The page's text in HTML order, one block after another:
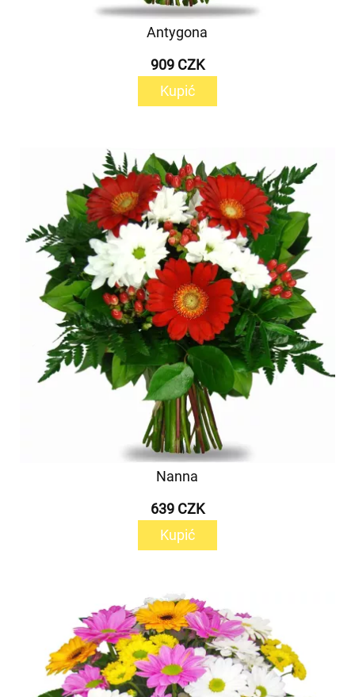
Antygona
909 CZK
Kupić
Nanna
639 CZK
Kupić